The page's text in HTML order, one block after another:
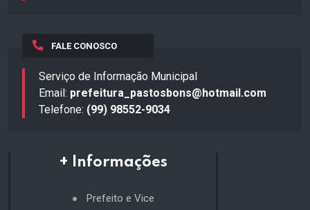
FALE CONOSCO
Serviço de Informação Municipal
Email: prefeitura_pastosbons@hotmail.com
Telefone: (99) 98552-9034
+ Informações
Prefeito e Vice